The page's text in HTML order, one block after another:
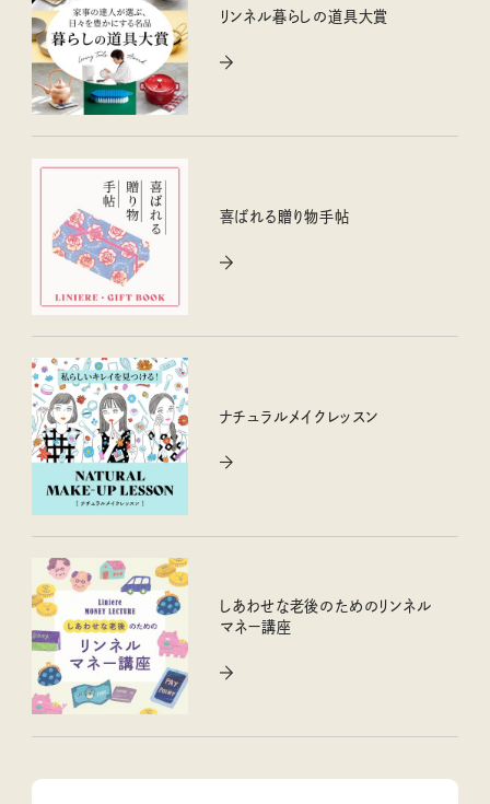
リンネル暮らしの道具大賞
喜ばれる贈り物手帖
ナチュラルメイクレッスン
しあわせな老後のためのリンネル
マネー講座